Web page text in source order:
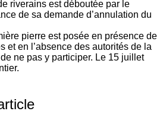
riverains est déboutée par le
de sa demande d’annulation du
pierre est posée en présence de
et en l’absence des autorités de la
ne pas y participer. Le 15 juillet